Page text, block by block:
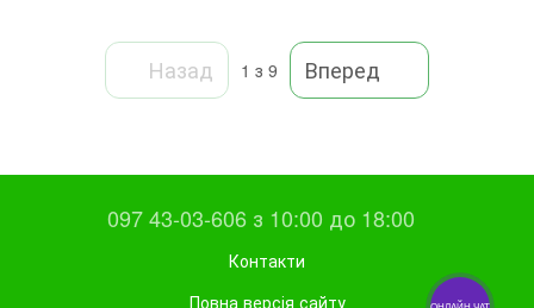
Назад 1 з 9 Вперед
097 43-03-606 з 10:00 до 18:00
Контакти
Повна версія сайту
ОНЛАЙН ЧАТ